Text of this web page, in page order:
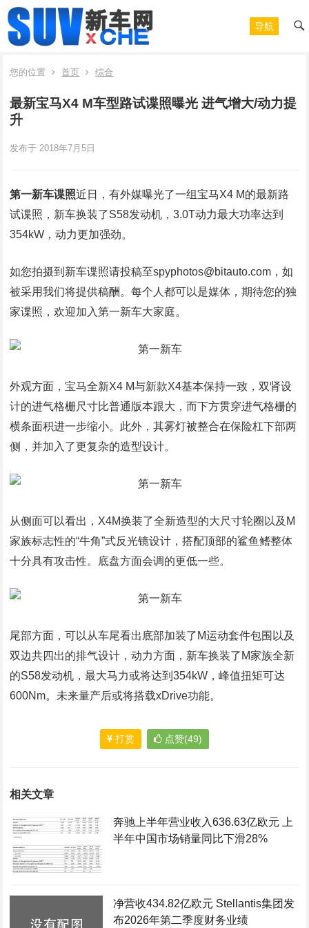
导航
您的位置 首页 综合
最新宝马X4 M车型路试谍照曝光 进气增大/动力提
升
发布于 2018年7月5日
第一新车谍照近日，有外媒曝光了一组宝马X4 M的最新路
试谍照，新车换装了S58发动机，3.0T动力最大功率达到
354kW，动力更加强劲。
如您拍摄到新车谍照请投稿至spyphotos@bitauto.com，如
被采用我们将提供稿酬。每个人都可以是媒体，期待您的独
家谍照，欢迎加入第一新车大家庭。
外观方面，宝马全新X4 M与新款X4基本保持一致，双肾设
计的进气格栅尺寸比普通版本跟大，而下方贯穿进气格栅的
横条面积进一步缩小。此外，其雾灯被整合在保险杠下部两
侧，并加入了更复杂的造型设计。
从侧面可以看出，X4M换装了全新造型的大尺寸轮圈以及M
家族标志性的“牛角”式反光镜设计，搭配顶部的鲨鱼鳍整体
十分具有攻击性。底盘方面会调的更低一些。
尾部方面，可以从车尾看出底部加装了M运动套件包围以及
双边共四出的排气设计，动力方面，新车换装了M家族全新
的S58发动机，最大马力或将达到354kW，峰值扭矩可达
600Nm。未来量产后或将搭载xDrive功能。
打赏 点赞(49)
相关文章
奔驰上半年营业收入636.63亿欧元 上
半年中国市场销量同比下滑28%
净营收434.82亿欧元 Stellantis集团发
布2026年第二季度财务业绩